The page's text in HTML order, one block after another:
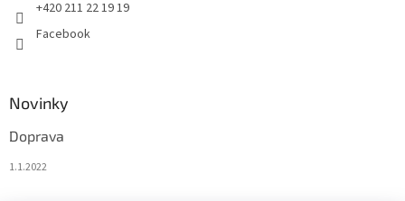
+420 211 22 19 19
Facebook
Novinky
Doprava
1.1.2022